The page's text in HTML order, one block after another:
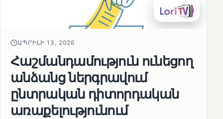
ԱՊՐԻԼԻ 13, 2026
Հաշմանդամություն ունեցող
անձանց ներգրավում
ընտրական դիտորդական
առաքելությունում